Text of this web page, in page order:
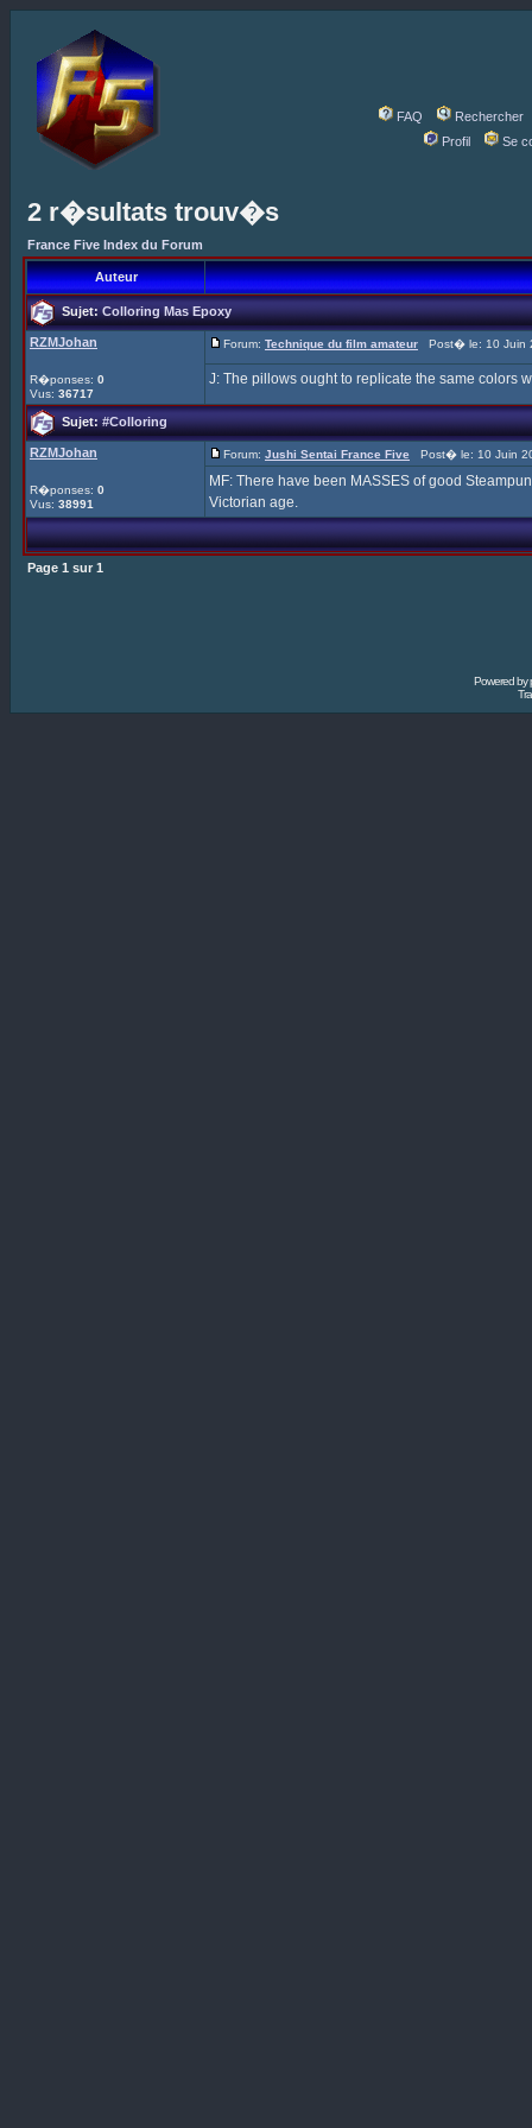
FAQ
Rechercher
Profil
Se
2 r�sultats trouv�s
France Five Index du Forum
Auteur
Sujet:Colloring Mas Epoxy
RZMJohan
R�ponses: 0
Vus: 36717
Forum: Technique du film amateur Post� le: 10 Juin
J: The pillows ought to replicate the same colors
Sujet:#Colloring
RZMJohan
R�ponses: 0
Vus: 38991
Forum: Jushi Sentai France Five Post� le: 10 Juin
MF: There have been MASSES of good
Victorian age.
Page 1 sur 1
Powered by